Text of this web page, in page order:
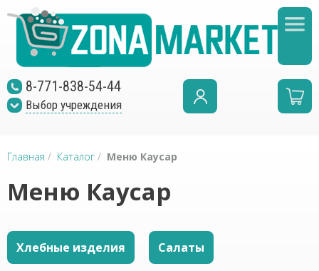
8-771-838-54-44
Выбор учреждения
Главная / Каталог / Меню Каусар
Меню Каусар
Хлебные изделия Салаты